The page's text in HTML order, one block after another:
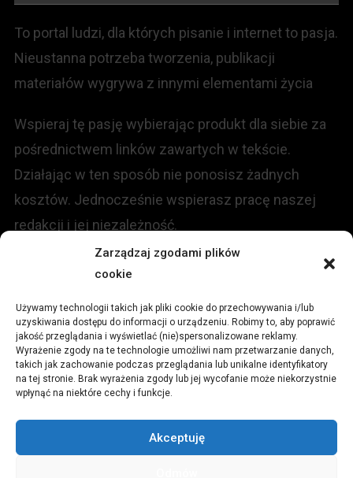
Zarządzaj zgodami plików
cookie
Używamy technologii takich jak pliki cookie do przechowywania i/lub
uzyskiwania dostępu do informacji o urządzeniu. Robimy to, aby poprawić
jakość przeglądania i wyświetlać (nie)spersonalizowane reklamy.
Wyrażenie zgody na te technologie umożliwi nam przetwarzanie danych,
takich jak zachowanie podczas przeglądania lub unikalne identyfikatory
na tej stronie. Brak wyrażenia zgody lub jej wycofanie może niekorzystnie
wpłynąć na niektóre cechy i funkcje.
Akceptuję
To portal ludzi, dla których pisanie i internet to pasja.
Nieustanna potrzeba tworzenia, publikacji
materiałów wygrywa z innymi elementami życia
Wspieraj tę pasję wybierając produkt dla siebie za
pośrednictwem linków zawartych w tekście.
Działając w ten sposób nie ponosisz żadnych
kosztów. Jednocześnie wspierasz pracę naszej
redakcji i jej niezależność.
Redakcja portalu:
ul.Stara 13, 42-600 Tarnowskie Góry
TEL:+48 509 547 822
redakcja@czytamiwiem.pl